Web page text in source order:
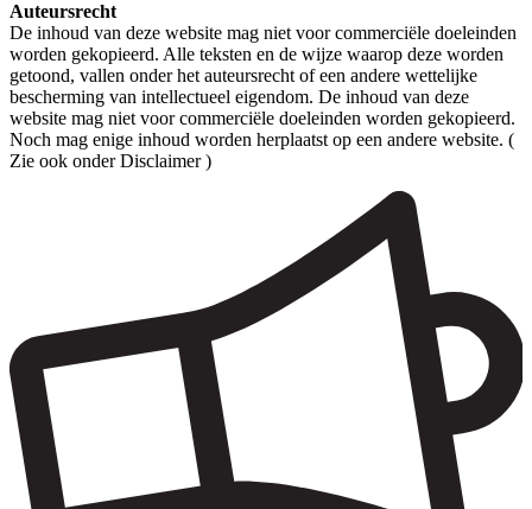
Auteursrecht
De inhoud van deze website mag niet voor commerciële doeleinden
worden gekopieerd. Alle teksten en de wijze waarop deze worden
getoond, vallen onder het auteursrecht of een andere wettelijke
bescherming van intellectueel eigendom. De inhoud van deze
website mag niet voor commerciële doeleinden worden gekopieerd.
Noch mag enige inhoud worden herplaatst op een andere website. (
Zie ook onder Disclaimer )